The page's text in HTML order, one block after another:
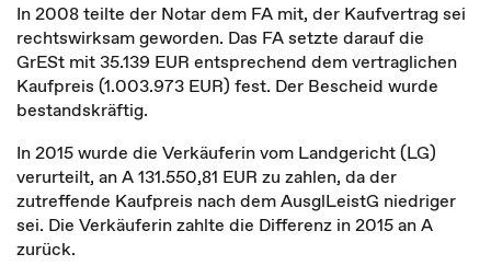
In 2008 teilte der Notar dem FA mit, der Kaufvertrag sei
rechtswirksam geworden. Das FA setzte darauf die
GrESt mit 35.139 EUR entsprechend dem vertraglichen
Kaufpreis (1.003.973 EUR) fest. Der Bescheid wurde
bestandskräftig.
In 2015 wurde die Verkäuferin vom Landgericht (LG)
verurteilt, an A 131.550,81 EUR zu zahlen, da der
zutreffende Kaufpreis nach dem AusglLeistG niedriger
sei. Die Verkäuferin zahlte die Differenz in 2015 an A
zurück.